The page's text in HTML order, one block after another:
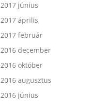
2017 június
2017 április
2017 február
2016 december
2016 október
2016 augusztus
2016 június